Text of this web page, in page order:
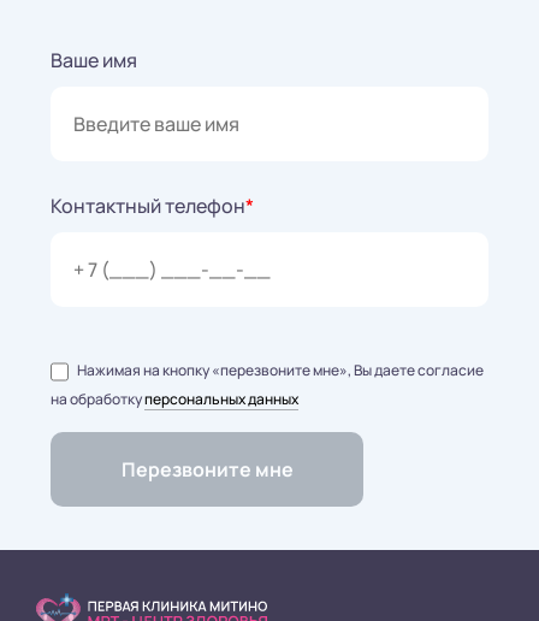
Ваше имя
Контактный телефон*
Нажимая на кнопку «перезвоните мне», Вы даете согласие
на обработкуперсональных данных